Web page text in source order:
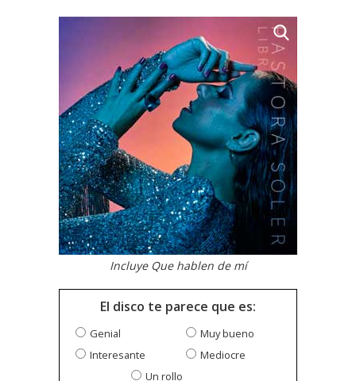
Incluye Que hablen de mí
El disco te parece que es:
Genial
Muy bueno
Interesante
Mediocre
Un rollo